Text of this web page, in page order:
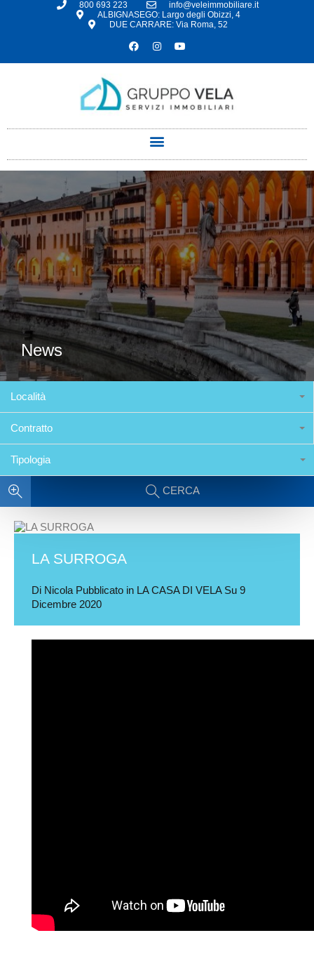
800 693 223
info@veleimmobiliare.it
ALBIGNASEGO: Largo degli Obizzi, 4
DUE CARRARE: Via Roma, 52
News
Località
Contratto
Tipologia
CERCA
LA SURROGA
Di Nicola Pubblicato in LA CASA DI VELASu 9
Dicembre 2020